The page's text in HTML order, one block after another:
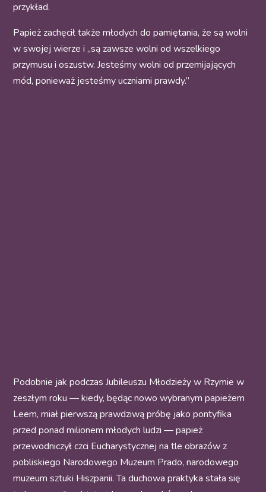
przykład.
Papież zachęcił także młodych do pamiętania, że są wolni
w swojej wierze i „są zawsze wolni od wszelkiego
przymusu i oszustw. Jesteśmy wolni od przemijających
mód, ponieważ jesteśmy uczniami prawdy.”
Podobnie jak podczas Jubileuszu Młodzieży w Rzymie w
zeszłym roku — kiedy, będąc nowo wybranym papieżem
Leem, miał pierwszą prawdziwą próbę jako pontyfika
przed ponad milionem młodych ludzi — papież
przewodniczył czci Eucharystycznej na tle obrazów z
pobliskiego Narodowego Muzeum Prado, narodowego
muzeum sztuki Hiszpanii. Ta duchowa praktyka stała się